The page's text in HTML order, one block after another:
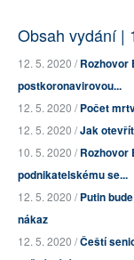
Obsah vydání |
12. 5. 2020 /Rozhovor
postkoronavirovou...
12. 5. 2020 /Počet
12. 5. 2020 /Jak
10. 5. 2020 /Rozhovor
podnikatelskému se...
12. 5. 2020 /Putin
nákaz
12. 5. 2020 /Čeští